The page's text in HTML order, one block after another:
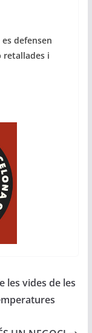
defensen
retallades i
les vides de les